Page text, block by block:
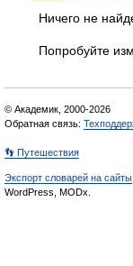
Ничего не
Попробуйте
© Академик, 2000-2026
Обратная связь:
👣 Путешествия
Экспорт словарей на сайты
WordPress, MODx.